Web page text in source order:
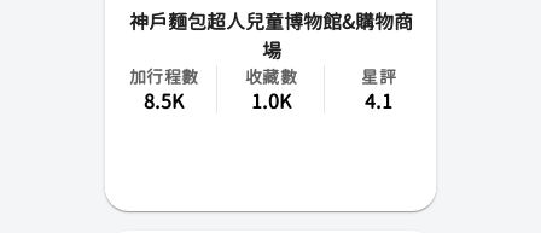
神戶麵包超人兒童博物館&購物商
場
加行程數
8.5K
收藏數
1.0K
星評
4.1